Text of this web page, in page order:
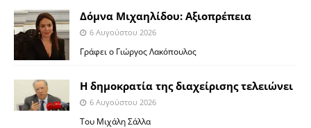
Δόμνα Μιχαηλίδου: Αξιοπρέπεια
6 Αυγούστου 2026
Γράφει ο Γιώργος Λακόπουλος
Η δημοκρατία της διαχείρισης τελειώνει
6 Αυγούστου 2026
Του Μιχάλη Σάλλα